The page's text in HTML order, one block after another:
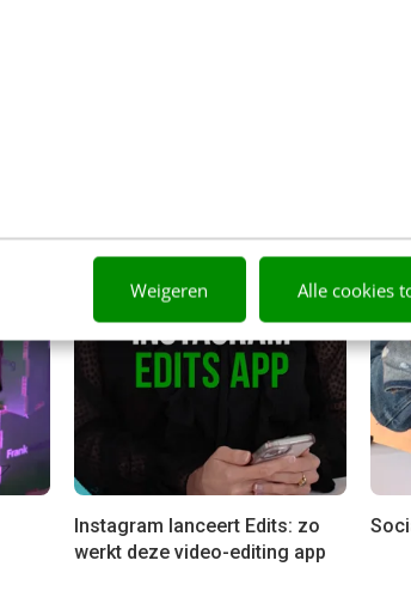
Weigeren Alle cookies
Instagram lanceert Edits: zo
werkt deze video-editing app